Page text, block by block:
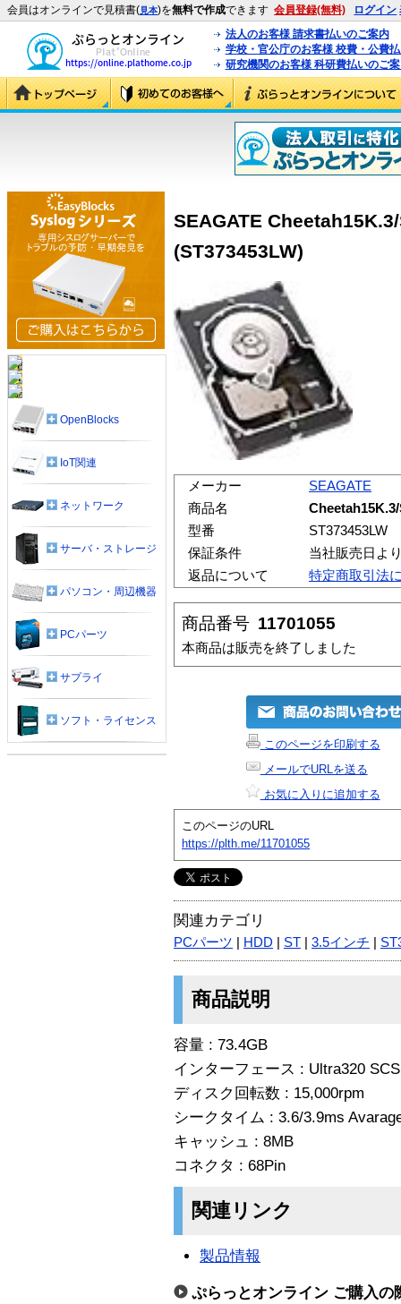
会員はオンラインで見積書(見本)を無料で作成できます 会員登録(無料) ログイン
法人のお客様 請求書払いのご案内
学校・官公庁のお客様 校費・公費
研究機関のお客様 科研費払いのご
SEAGATE
(ST373453LW)
メーカー
SEAGATE
商品名
型番
ST373453LW
保証条件
当社販売日よ
返品について
特定商取引法
商品番号 11701055
本商品は販売を終了しました
このページを印刷する
メールでURLを送る
お気に入りに追加する
このページのURL
https://plth.me/11701055
関連カテゴリ
PCパーツ HDD ST 3.5インチ
商品説明
容量 : 73.4GB
インターフェース : Ultra320
ディスク回転数 : 15,000rpm
シークタイム : 3.6/3.9ms
キャッシュ : 8MB
コネクタ : 68Pin
関連リンク
製品情報
ぷらっとオンライン ご購入の
OpenBlocks
IoT関連
ネットワーク
サーバ・ストレージ
パソコン・周辺機器
PCパーツ
サプライ
ソフト・ライセンス